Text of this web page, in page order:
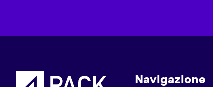
Cosa si intende per “dati
Navigazione